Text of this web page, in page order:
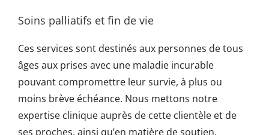
Soins palliatifs et fin de vie
Ces services sont destinés aux personnes de tous
âges aux prises avec une maladie incurable
pouvant compromettre leur survie, à plus ou
moins brève échéance. Nous mettons notre
expertise clinique auprès de cette clientèle et de
ses proches, ainsi qu’en matière de soutien,